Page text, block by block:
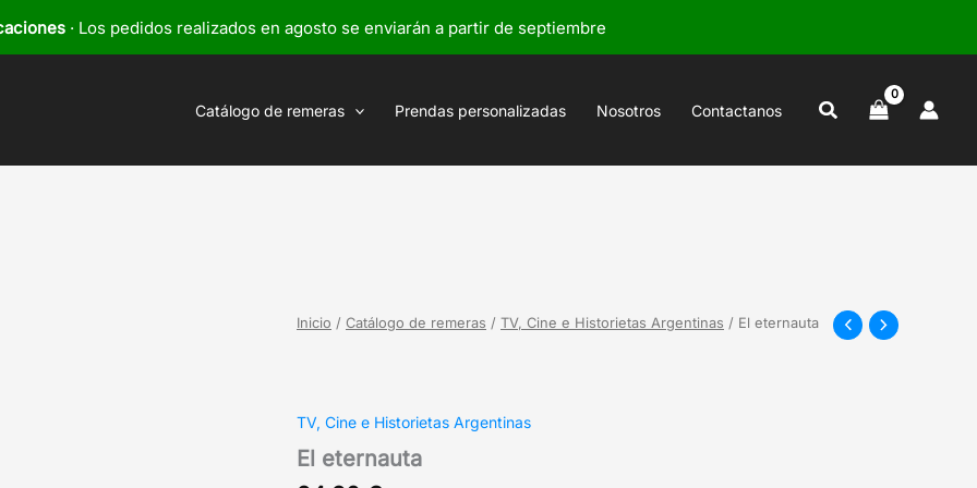
· Los pedidos realizados en agosto se enviarán a partir de septiembre
Catálogo de remeras Prendas personalizadas Nosotros Contactanos Buscar
Inicio / Catálogo de remeras / TV, Cine e Historietas Argentinas / El eternauta
TV, Cine e Historietas Argentinas
El eternauta